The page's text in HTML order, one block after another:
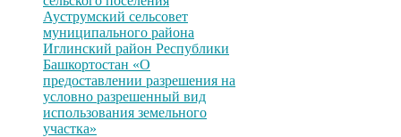
Ауструмский сельсовет
муниципального района
Иглинский район Республики
Башкортостан «О
предоставлении разрешения на
условно разрешенный вид
использования земельного
участка»